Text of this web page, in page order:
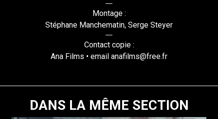
Montage :
Stéphane Manchematin, Serge Steyer
Contact copie :
Ana Films • email anafilms@free.fr
DANS LA MÊME SECTION